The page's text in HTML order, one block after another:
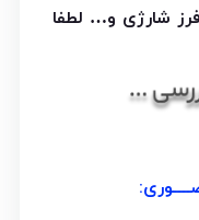
شارژی و… لطفا